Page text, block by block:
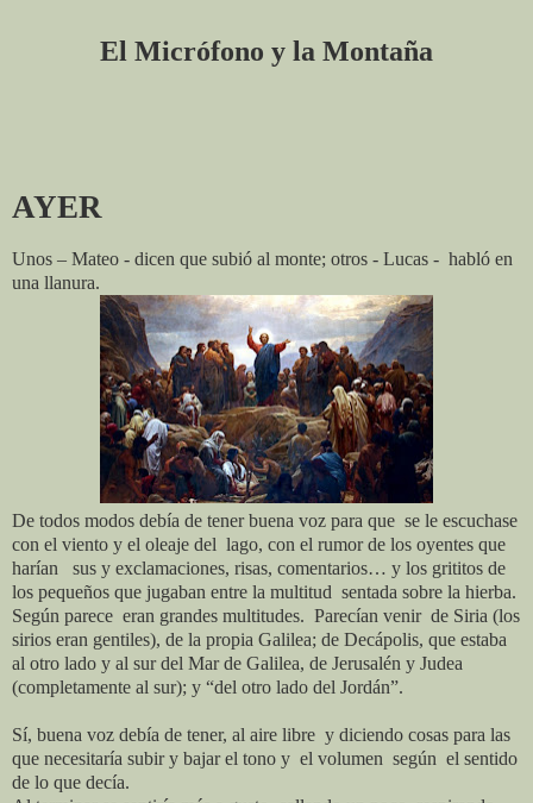
El Micrófono y la Montaña
AYER
Unos – Mateo - dicen que subió al monte; otros - Lucas - habló en
una llanura.
De todos modos debía de tener buena voz para que se le escuchase
con el viento y el oleaje del lago, con el rumor de los oyentes que
harían
sus y exclamaciones, risas, comentarios… y los grititos de
los pequeños que jugaban entre la multitud sentada sobre la hierba.
Según parece eran grandes multitudes. Parecían venir de Siria (los
sirios eran gentiles), de la propia Galilea; de Decápolis, que estaba
al otro lado y al sur del Mar de Galilea, de Jerusalén y Judea
(completamente al sur); y “del otro lado del Jordán”.
Sí, buena voz debía de tener, al aire libre y diciendo cosas para las
que necesitaría subir y bajar el tono y el volumen según el sentido
de lo que decía.